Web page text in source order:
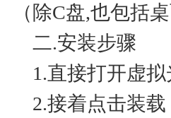
（除C盘,也包括桌
二.安装步骤
1.直接打开虚
2.接着点击装